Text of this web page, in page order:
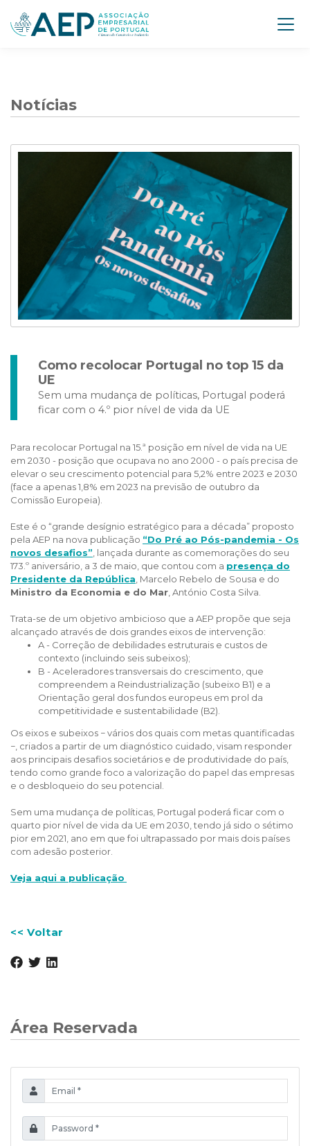
Notícias
Como recolocar Portugal no top 15 da
UE
Sem uma mudança de políticas, Portugal poderá
ficar com o 4.º pior nível de vida da UE
Para recolocar Portugal na 15.ª posição em nível de vida na UE
em 2030 - posição que ocupava no ano 2000 - o país precisa de
elevar o seu crescimento potencial para 5,2% entre 2023 e 2030
(face a apenas 1,8% em 2023 na previsão de outubro da
Comissão Europeia).
Este é o “grande desígnio estratégico para a década” proposto
pela AEP na nova publicação “Do Pré ao Pós-pandemia - Os
novos desafios” , lançada durante as comemorações do seu
173.º aniversário, a 3 de maio, que contou com a presença do
Presidente da República , Marcelo Rebelo de Sousa e do
Ministro da Economia e do Mar , António Costa Silva.
Trata-se de um objetivo ambicioso que a AEP propõe que seja
alcançado através de dois grandes eixos de intervenção:
A - Correção de debilidades estruturais e custos de
contexto (incluindo seis subeixos);
B - Aceleradores transversais do crescimento, que
compreendem a Reindustrialização (subeixo B1) e a
Orientação geral dos fundos europeus em prol da
competitividade e sustentabilidade (B2).
Os eixos e subeixos − vários dos quais com metas quantificadas
−, criados a partir de um diagnóstico cuidado, visam responder
aos principais desafios societários e de produtividade do país,
tendo como grande foco a valorização do papel das empresas
e o desbloqueio do seu potencial.
Sem uma mudança de políticas, Portugal poderá ficar com o
quarto pior nível de vida da UE em 2030, tendo já sido o sétimo
pior em 2021, ano em que foi ultrapassado por mais dois países
com adesão posterior.
Veja aqui a publicação
<< Voltar
Área Reservada